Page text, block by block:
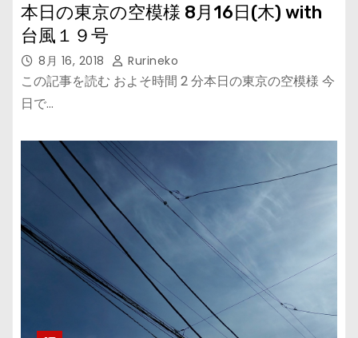
本日の東京の空模様 8月16日(木) with
台風１９号
8月 16, 2018 Rurineko
この記事を読む およそ時間 2 分本日の東京の空模様 今
日で…